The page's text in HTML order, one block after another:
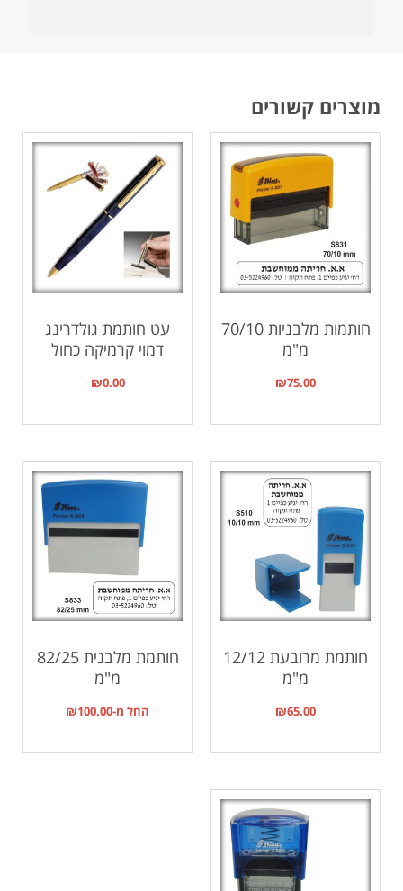
מוצרים קשורים
חותמות מלבניות 70/10
מ"מ
₪75.00
עט חותמת גולדרינג
דמוי קרמיקה כחול
₪0.00
חותמת מרובעת 12/12
מ"מ
₪65.00
חותמת מלבנית 82/25
מ"מ
החל מ- ₪100.00